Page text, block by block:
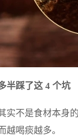
半踩了这 4 个坑
实不是食材本身
喝痰越多。